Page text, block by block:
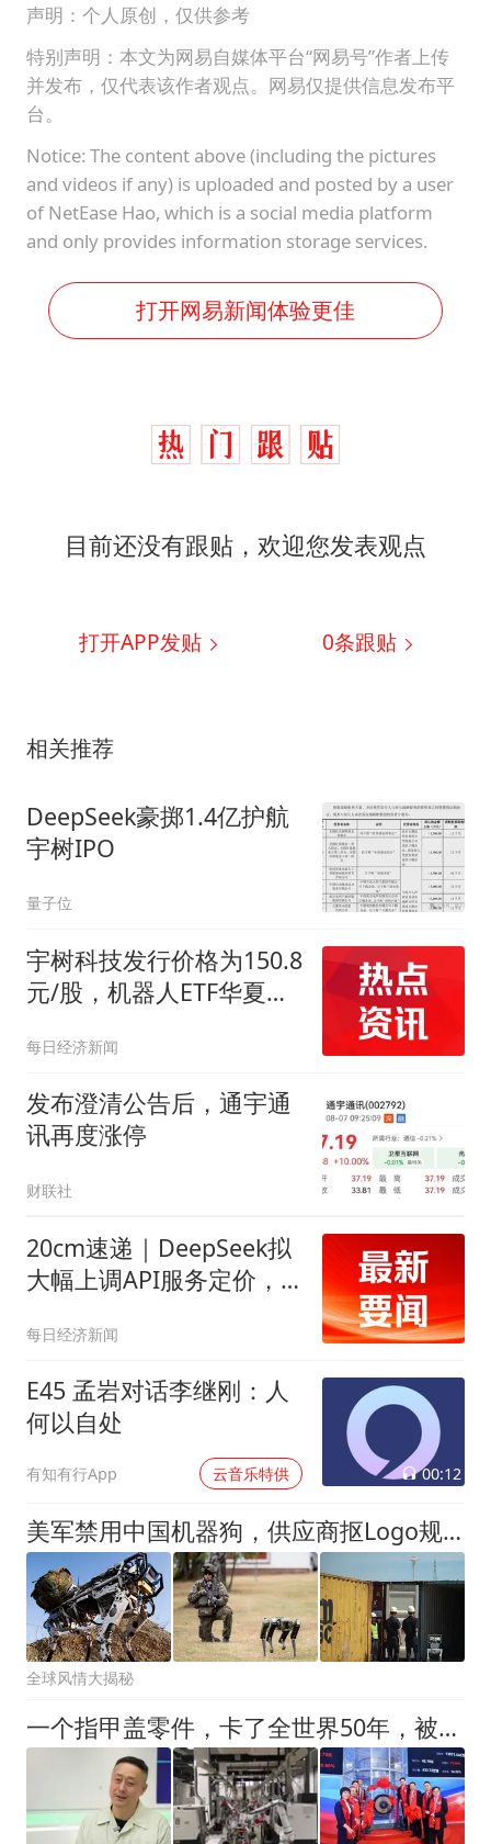
声明：个人原创，仅供参考
特别声明：本文为网易自媒体平台“网易号”作者上传
并发布，仅代表该作者观点。网易仅提供信息发布平
台。
Notice: The content above (including the pictures
and videos if any) is uploaded and posted by a user
of NetEase Hao, which is a social media platform
and only provides information storage services.
打开网易新闻体验更佳
目前还没有跟贴，欢迎您发表观点
打开APP发贴 0条跟贴
相关推荐
DeepSeek豪掷1.4亿护航
宇树IPO
量子位
宇树科技发行价格为150.8
元/股，机器人ETF华夏
净流入超6亿元
每日经济新闻
发布澄清公告后，通宇通
讯再度涨停
财联社
20cm速递｜DeepSeek拟
大幅上调API服务定价，
（159783）上涨0.88%，
同类费率最低
每日经济新闻
E45 孟岩对话李继刚：人
何以自处
有知有行App 云音乐特供 00:12
美军禁用中国机器狗，供应商抠Logo规避禁令
全球风情大揭秘
一个指甲盖零件，卡了全世界50年，被中国企业家突破了